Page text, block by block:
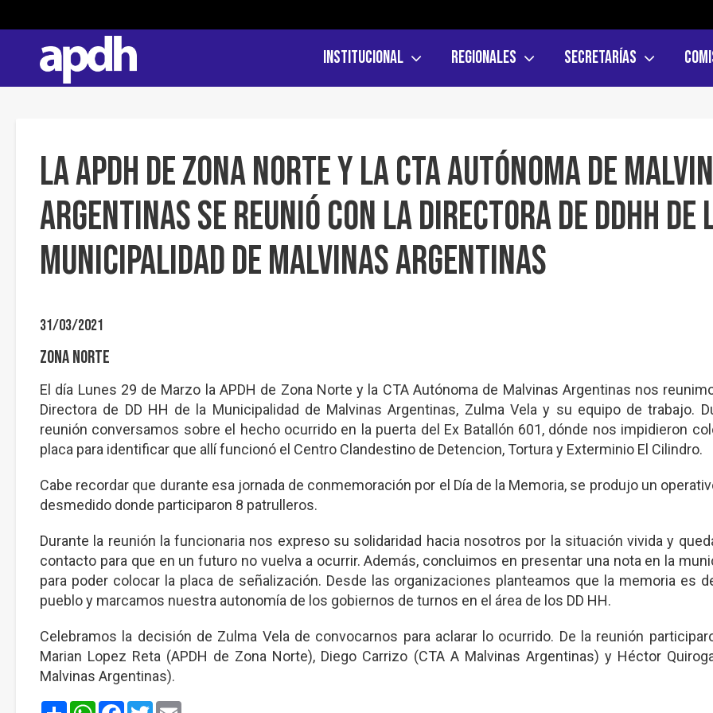
Institucional Regionales Secretarías
La APDH de Zona Norte y la CTA Autónoma de
Argentinas se reunió con la Directora de DDHH de
Municipalidad de Malvinas Argentinas
31/03/2021
Zona Norte
El día Lunes 29 de Marzo la APDH de Zona Norte y la CTA Autónoma de Malvinas Argentinas nos
Directora de DD HH de la Municipalidad de Malvinas Argentinas, Zulma Vela y su equipo de trabajo.
reunión conversamos sobre el hecho ocurrido en la puerta del Ex Batallón 601, dónde nos impidieron
placa para identificar que allí funcionó el Centro Clandestino de Detencion, Tortura y Exterminio El Cilindro.
Cabe recordar que durante esa jornada de conmemoración por el Día de la Memoria, se produjo un
desmedido donde participaron 8 patrulleros.
Durante la reunión la funcionaria nos expreso su solidaridad hacia nosotros por la situación vivida y
contacto para que en un futuro no vuelva a ocurrir. Además, concluimos en presentar una nota en la
para poder colocar la placa de señalización. Desde las organizaciones planteamos que la memoria es
pueblo y marcamos nuestra autonomía de los gobiernos de turnos en el área de los DD HH.
Celebramos la decisión de Zulma Vela de convocarnos para aclarar lo ocurrido. De la reunión
Marian Lopez Reta (APDH de Zona Norte), Diego Carrizo (CTA A Malvinas Argentinas) y Héctor
Malvinas Argentinas).